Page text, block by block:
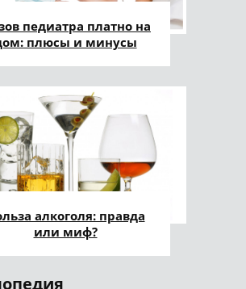
педиатра платно на
плюсы и минусы
алкоголя: правда
или миф?